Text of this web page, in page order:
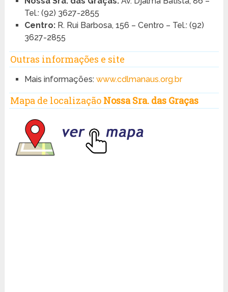
Tel.: (92) 3627-2855
Centro: R. Rui Barbosa, 156 – Centro – Tel.: (92)
3627-2855
Outras informações e site
Mais informações: www.cdlmanaus.org.br
Mapa de localização Nossa Sra. das Graças